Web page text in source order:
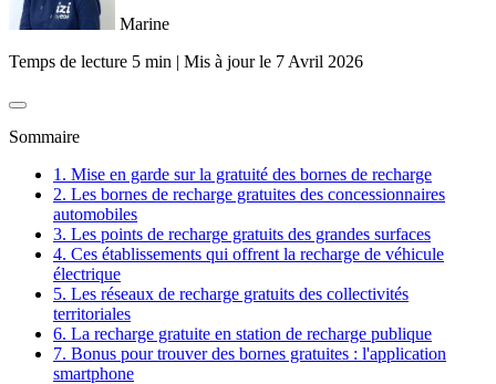
Marine
Temps de lecture 5 min | Mis à jour le 7 Avril 2026
Sommaire
1. Mise en garde sur la gratuité des bornes de recharge
2. Les bornes de recharge gratuites des concessionnaires
automobiles
3. Les points de recharge gratuits des grandes surfaces
4. Ces établissements qui offrent la recharge de véhicule
électrique
5. Les réseaux de recharge gratuits des collectivités
territoriales
6. La recharge gratuite en station de recharge publique
7. Bonus pour trouver des bornes gratuites : l'application
smartphone